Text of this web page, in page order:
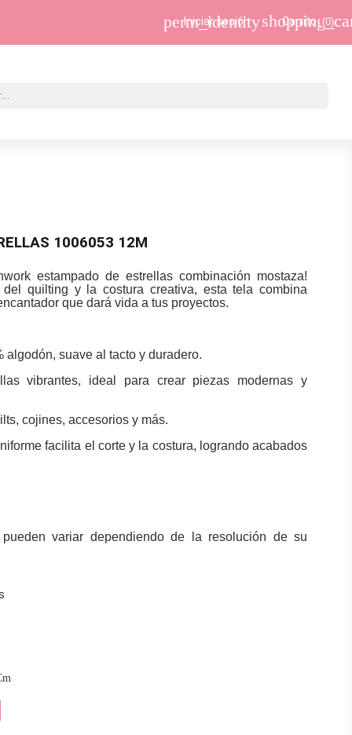
perm_identity
Iniciar sesión Carrito (0)
1006053 12M
estampado de estrellas combinación mostaza!
quilting y la costura creativa, esta tela combina
que dará vida a tus proyectos.
algodón, suave al tacto y duradero.
vibrantes, ideal para crear piezas modernas y
cojines, accesorios y más.
facilita el corte y la costura, logrando acabados
variar dependiendo de la resolución de su